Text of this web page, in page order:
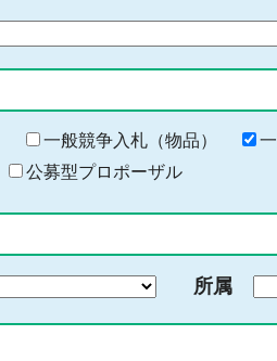
一般競争入札（物品）
公募型プロポーザル
所属